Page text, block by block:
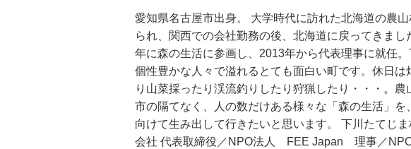
愛知県名古屋市出身。 大学時代に訪れた北海道の農
られ、関西での会社勤務の後、北海道に戻ってきまし
年に森の生活に参画し、2013年から代表理事に就任
個性豊かな人々で溢れるとても面白い町です。休日は
り山菜採ったり渓流釣りしたり狩猟したり・・・。農
市の隔てなく、人の数だけある様々な「森の生活」を
向けて生み出して行きたいと思います。 下川たてじ
会社 代表取締役／NPO法人 FEE Japan 理事／